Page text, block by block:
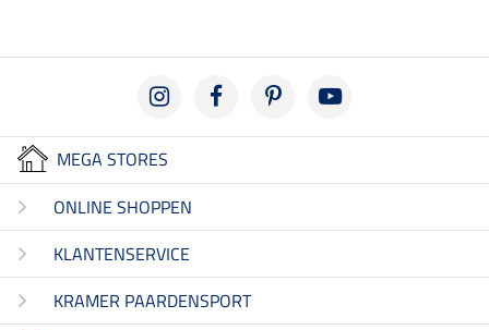
MEGA STORES
ONLINE SHOPPEN
KLANTENSERVICE
KRAMER PAARDENSPORT